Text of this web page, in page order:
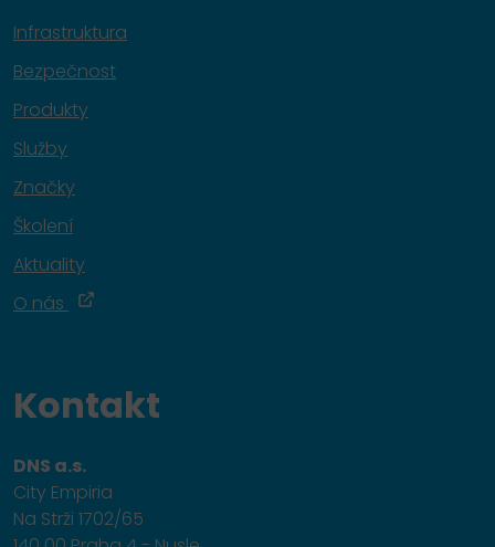
Infrastruktura
Bezpečnost
Produkty
Služby
Značky
Školení
Aktuality
O nás
Kontakt
DNS a.s.
City Empiria
Na Strži 1702/65